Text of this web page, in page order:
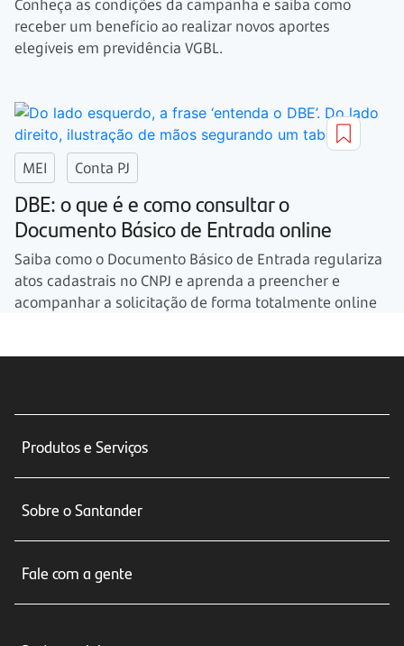
Conheça as condições da campanha e saiba como
receber um benefício ao realizar novos aportes
elegíveis em previdência VGBL.
MEI Conta PJ
DBE: o que é e como consultar o
Documento Básico de Entrada online
Saiba como o Documento Básico de Entrada regulariza
atos cadastrais no CNPJ e aprenda a preencher e
acompanhar a solicitação de forma totalmente online
Produtos e Serviços
Seguros
Crédito e Financiamentos
Sobre o Santander
Fale com a gente